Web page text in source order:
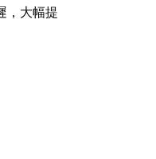
，大幅提